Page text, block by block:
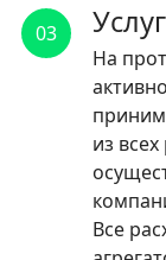
03
На
из
Все